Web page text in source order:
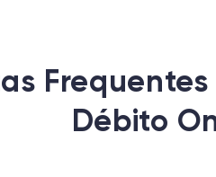
Débito